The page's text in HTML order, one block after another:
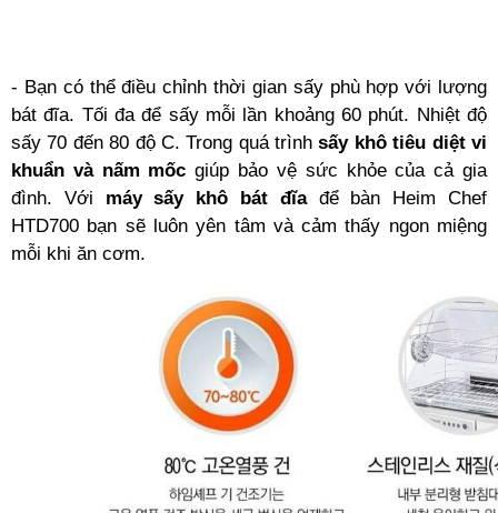
- Bạn có thể điều chỉnh thời gian sấy phù hợp với lượng
bát đĩa. Tối đa để sấy mỗi lần khoảng 60 phút. Nhiệt độ
sấy 70 đến 80 độ C. Trong quá trìnhsấy khô tiêu diệt vi
khuẩn và nấm mốc giúp bảo vệ sức khỏe của cả gia
đình. Với máy sấy khô bát đĩađể bàn Heim Chef
HTD700 bạn sẽ luôn yên tâm và cảm thấy ngon miệng
mỗi khi ăn cơm.